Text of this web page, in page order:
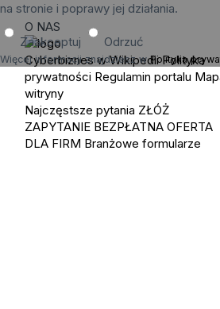
na stronie i poprawy jej działania.
Zaakceptuj Odrzuć
Więcej informacji znajdziesz wPolityka
O NAS
Cyberbiznes w Wikipedii Polityka
prywatności Regulamin portalu
witryny
Najczęstsze pytania ZŁÓŻ
ZAPYTANIE BEZPŁATNA OFERTA
DLA FIRM Branżowe formularze